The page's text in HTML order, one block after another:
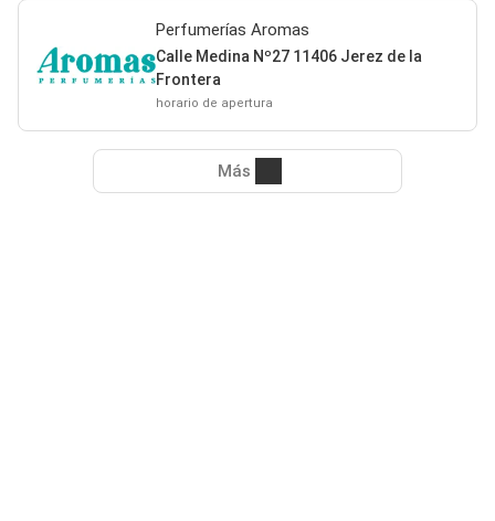
Perfumerías Aromas
Calle Medina Nº27 11406 Jerez de la
Frontera
horario de apertura
Más